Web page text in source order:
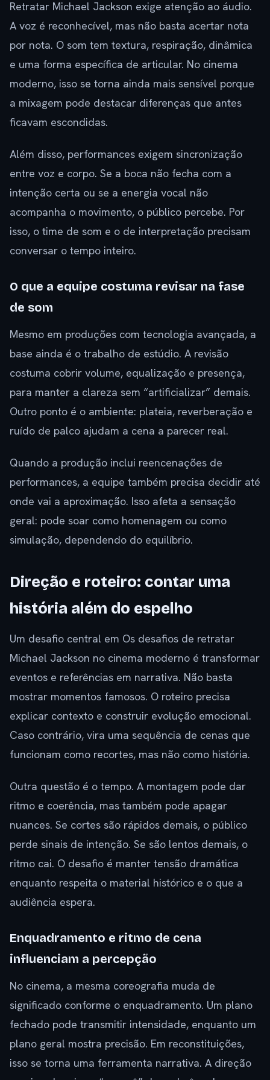
Retratar Michael Jackson exige atenção ao áudio.
A voz é reconhecível, mas não basta acertar nota
por nota. O som tem textura, respiração, dinâmica
e uma forma específica de articular. No cinema
moderno, isso se torna ainda mais sensível porque
a mixagem pode destacar diferenças que antes
ficavam escondidas.
Além disso, performances exigem sincronização
entre voz e corpo. Se a boca não fecha com a
intenção certa ou se a energia vocal não
acompanha o movimento, o público percebe. Por
isso, o time de som e o de interpretação precisam
conversar o tempo inteiro.
O que a equipe costuma revisar na fase
de som
Mesmo em produções com tecnologia avançada, a
base ainda é o trabalho de estúdio. A revisão
costuma cobrir volume, equalização e presença,
para manter a clareza sem “artificializar” demais.
Outro ponto é o ambiente: plateia, reverberação e
ruído de palco ajudam a cena a parecer real.
Quando a produção inclui reencenações de
performances, a equipe também precisa decidir até
onde vai a aproximação. Isso afeta a sensação
geral: pode soar como homenagem ou como
simulação, dependendo do equilíbrio.
Direção e roteiro: contar uma
história além do espelho
Um desafio central em Os desafios de retratar
Michael Jackson no cinema moderno é transformar
eventos e referências em narrativa. Não basta
mostrar momentos famosos. O roteiro precisa
explicar contexto e construir evolução emocional.
Caso contrário, vira uma sequência de cenas que
funcionam como recortes, mas não como história.
Outra questão é o tempo. A montagem pode dar
ritmo e coerência, mas também pode apagar
nuances. Se cortes são rápidos demais, o público
perde sinais de intenção. Se são lentos demais, o
ritmo cai. O desafio é manter tensão dramática
enquanto respeita o material histórico e o que a
audiência espera.
Enquadramento e ritmo de cena
influenciam a percepção
No cinema, a mesma coreografia muda de
significado conforme o enquadramento. Um plano
fechado pode transmitir intensidade, enquanto um
plano geral mostra precisão. Em reconstituições,
isso se torna uma ferramenta narrativa. A direção